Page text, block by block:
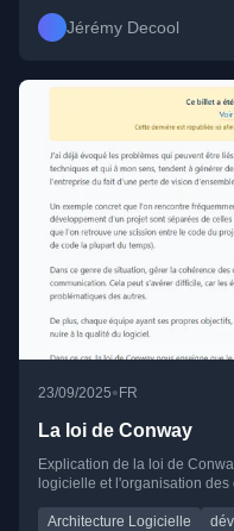
Jérémy Decool
23/09/2025•FR
La loi de Conway
Explication de la loi de
logicielle et l'organisation
Architecture Logicielle